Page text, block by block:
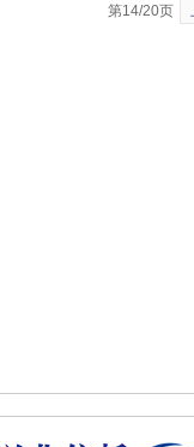
第14/20页